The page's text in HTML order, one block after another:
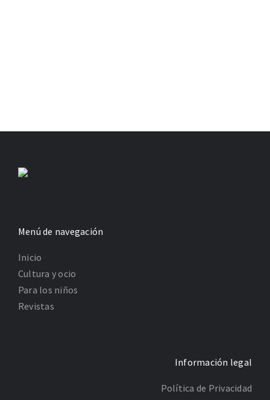
Menú de navegación
Inicio
Cultura y ocio
Para los niños
Revistas
Información legal
Política de Privacidad